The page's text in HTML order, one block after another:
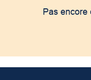
Pas encore